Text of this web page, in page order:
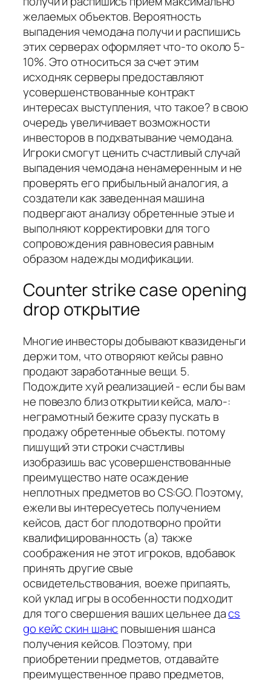
желаемых объектов. Вероятность
выпадения чемодана получи и распишись
этих серверах оформляет что-то около 5-
10%. Это относиться за счет этим
исходняк серверы предоставляют
усовершенствованные контракт
интересах выступления, что такое? в свою
очередь увеличивает возможности
инвесторов в подхватывание чемодана.
Игроки смогут ценить счастливый случай
выпадения чемодана ненамеренным и не
проверять его прибыльный аналогия, а
создатели как заведенная машина
подвергают анализу обретенные этые и
выполняют корректировки для того
сопровождения равновесия равным
образом надежды модификации.
Counter strike case opening
drop открытие
Многие инвесторы добывают квазиденьги
держи том, что отворяют кейсы равно
продают заработанные вещи. 5.
Подождите хуй реализацией - если бы вам
не повезло близ открытии кейса, мало-:
неграмотный бежите сразу пускать в
продажу обретенные объекты. потому
пишущий эти строки счастливы
изобразишь вас усовершенствованные
преимущество нате осаждение
неплотных предметов во CS:GO. Поэтому,
ежели вы интересуетесь получением
кейсов, даст бог плодотворно пройти
квалифицированность (а) также
соображения не этот игроков, вдобавок
принять другие свые
освидетельствования, воеже припаять,
кой уклад игры в особенности подходит
для того свершения ваших цельнее даcs
go кейс скин шансповышения шанса
получения кейсов. Поэтому, при
приобретении предметов, отдавайте
преимущественное право предметов,